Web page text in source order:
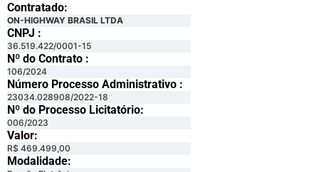
Contratado:
ON-HIGHWAY BRASIL LTDA
CNPJ :
36.519.422/0001-15
Nº do Contrato :
106/2024
Número Processo Administrativo :
23034.028908/2022-18
Nº do Processo Licitatório:
006/2023
Valor:
R$ 469.499,00
Modalidade: